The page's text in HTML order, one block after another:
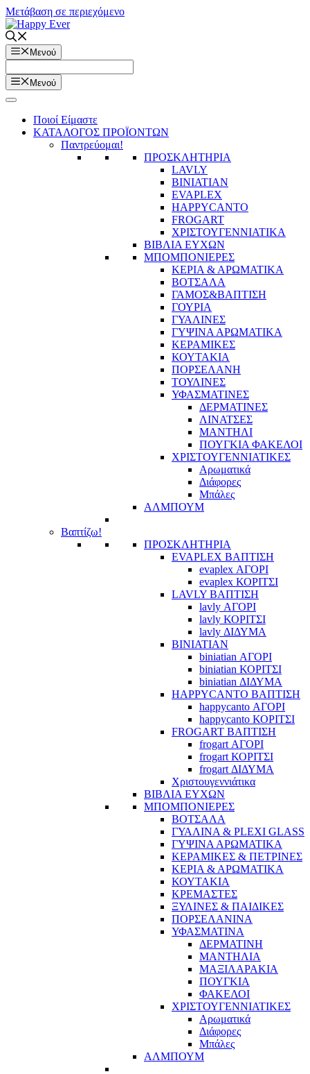
Μετάβαση σε περιεχόμενο
Μενού
Μενού
Ποιοί Είμαστε
ΚΑΤΑΛΟΓΟΣ ΠΡΟΪΟΝΤΩΝ
Παντρεύομαι!
ΠΡΟΣΚΛΗΤΗΡΙΑ
LAVLY
BINIATIAN
EVAPLEX
HAPPYCANTO
FROGART
ΧΡΙΣΤΟΥΓΕΝΝΙΑΤΙΚΑ
ΒΙΒΛΙΑ ΕΥΧΩΝ
ΜΠΟΜΠΟΝΙΕΡΕΣ
ΚΕΡΙΑ & ΑΡΩΜΑΤΙΚΑ
ΒΟΤΣΑΛΑ
ΓΑΜΟΣ&ΒΑΠΤΙΣΗ
ΓΟΥΡΙΑ
ΓΥΑΛΙΝΕΣ
ΓΥΨΙΝΑ ΑΡΩΜΑΤΙΚΑ
ΚΕΡΑΜΙΚΕΣ
ΚΟΥΤΑΚΙΑ
ΠΟΡΣΕΛΑΝΗ
ΤΟΥΛΙΝΕΣ
ΥΦΑΣΜΑΤΙΝΕΣ
ΔΕΡΜΑΤΙΝΕΣ
ΛΙΝΑΤΣΕΣ
ΜΑΝΤΗΛΙ
ΠΟΥΓΚΙΑ ΦΑΚΕΛΟΙ
ΧΡΙΣΤΟΥΓΕΝΝΙΑΤΙΚΕΣ
Αρωματικά
Διάφορες
Μπάλες
ΑΛΜΠΟΥΜ
Βαπτίζω!
ΠΡΟΣΚΛΗΤΗΡΙΑ
EVAPLEX ΒΑΠΤΙΣΗ
evaplex ΑΓΟΡΙ
evaplex ΚΟΡΙΤΣΙ
LAVLY ΒΑΠΤΙΣΗ
lavly ΑΓΟΡΙ
lavly ΚΟΡΙΤΣΙ
lavly ΔΙΔΥΜΑ
BINIATIAN
biniatian ΑΓΟΡΙ
biniatian ΚΟΡΙΤΣΙ
biniatian ΔΙΔΥΜΑ
HAPPYCANTO ΒΑΠΤΙΣΗ
happycanto ΑΓΟΡΙ
happycanto ΚΟΡΙΤΣΙ
FROGART ΒΑΠΤΙΣΗ
frogart ΑΓΟΡΙ
frogart ΚΟΡΙΤΣΙ
frogart ΔΙΔΥΜΑ
Χριστουγεννιάτικα
ΒΙΒΛΙΑ ΕΥΧΩΝ
ΜΠΟΜΠΟΝΙΕΡΕΣ
ΒΟΤΣΑΛΑ
ΓΥΑΛΙΝΑ & PLEXI GLASS
ΓΥΨΙΝΑ ΑΡΩΜΑΤΙΚΑ
ΚΕΡΑΜΙΚΕΣ & ΠΕΤΡΙΝΕΣ
ΚΕΡΙΑ & ΑΡΩΜΑΤΙΚΑ
ΚΟΥΤΑΚΙΑ
ΚΡΕΜΑΣΤΕΣ
ΞΥΛΙΝΕΣ & ΠΑΙΔΙΚΕΣ
ΠΟΡΣΕΛΑΝΙΝΑ
ΥΦΑΣΜΑΤΙΝA
ΔΕΡΜΑΤΙΝΗ
ΜΑΝΤΗΛΙΑ
ΜΑΞΙΛΑΡΑΚΙΑ
ΠΟΥΓΚΙΑ
ΦΑΚΕΛΟΙ
ΧΡΙΣΤΟΥΓΕΝΝΙΑΤΙΚΕΣ
Αρωματικά
Διάφορες
Μπάλες
ΑΛΜΠΟΥΜ